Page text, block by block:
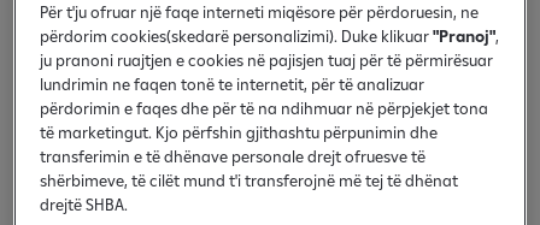
[Artikulli fillimisht është publikuar në edicionin e
parë të buletinit RaiMagazine në nëntor të vitit
2023]
Ekonomia e Kosovës mori një kthesë të papritur në
TM2 të vitit 2023, me rritjen e BPV[1]së që ra në 2.0%
në terma vjetorë. Inflacioni pa një ndryshim të
papritur “rollercoaster ride”, nga rënia në presione
Për t'ju ofruar një faqe interneti miqësore për përdoruesin, ne
përdorim cookies(skedarë personalizimi). Duke klikuar"Pranoj",
ju pranoni ruajtjen e cookies në pajisjen tuaj për të përmirësuar
lundrimin ne faqen tonë te internetit, për të analizuar
përdorimin e faqes dhe për të na ndihmuar në përpjekjet tona
të marketingut. Kjo përfshin gjithashtu përpunimin dhe
transferimin e të dhënave personale drejt ofruesve të
shërbimeve, të cilët mund t'i transferojnë më tej të dhënat
drejtë SHBA.